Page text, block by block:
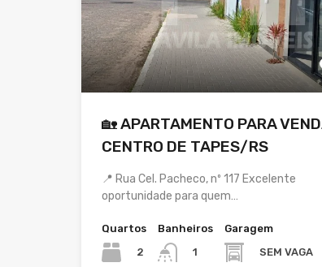
🏡 APARTAMENTO PARA
CENTRO DE TAPES/RS
📍 Rua Cel. Pacheco, nº 117 Excelente
oportunidade para quem…
Quartos
2
Banheiros
1
Garagem
SEM VAGA